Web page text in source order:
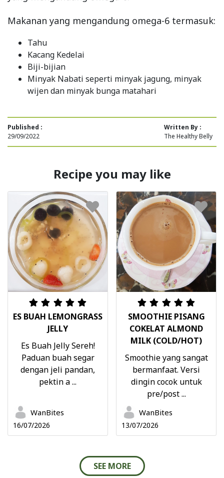
Makanan yang mengandung omega-6 termasuk:
Tahu
Kacang Kedelai
Biji-bijian
Minyak Nabati seperti minyak jagung, minyak
wijen dan minyak bunga matahari
Published :
29/09/2022
Written By :
The Healthy Belly
Recipe you may like
ES BUAH LEMONGRASS
JELLY
Es Buah Jelly Sereh!
Paduan buah segar
dengan jeli pandan,
pektin a ...
WanBites
16/07/2026
SMOOTHIE PISANG
COKELAT ALMOND
MILK (COLD/HOT)
Smoothie yang sangat
bermanfaat. Versi
dingin cocok untuk
pre/post ...
WanBites
13/07/2026
SEE MORE